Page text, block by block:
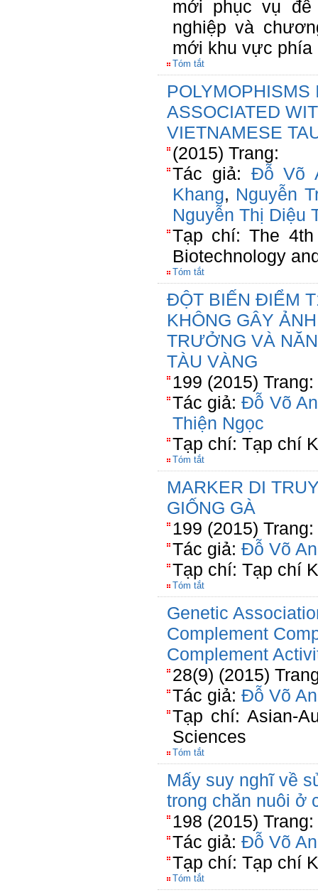
mới phục vụ
nghiệp và
mới khu vực phía
Tóm tắt
POLYMOPHISMS
ASSOCIATED
VIETNAMESE
(2015) Trang:
Tác giả: Đỗ Võ
Khang, Nguyễn
Nguyễn Thị Diệu
Tạp chí: The 4th
Biotechnology
Tóm tắt
ĐỘT BIẾN ĐIỂM
KHÔNG GÂY
TRƯỞNG VÀ
TÀU VÀNG
199 (2015)
Tác giả:Đỗ Võ
Thiện Ngọc
Tạp chí: Tạp chí
Tóm tắt
MARKER DI
GIỐNG GÀ
199 (2015) Trang:
Tác giả: Đỗ Võ
Tạp chí: Tạp chí
Tóm tắt
Genetic
Complement
Complement
28(9) (2015)
Tác giả: Đỗ Võ
Tạp chí: Asian-
Sciences
Tóm tắt
Mấy suy nghĩ về
trong chăn nuôi ở
198 (2015)
Tác giả: Đỗ Võ
Tạp chí: Tạp chí
Tóm tắt